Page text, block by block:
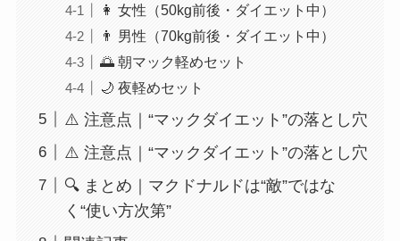
👩 女性（50kg前後・ダイエット中）
👨 男性（70kg前後・ダイエット中）
🌅 朝マック軽めセット
🌙 夜軽めセット
⚠️ 注意点｜“マックダイエット”の落とし穴
⚠️ 注意点｜“マックダイエット”の落とし穴
🔍 まとめ｜マクドナルドは“敵”ではな
く“使い方次第”